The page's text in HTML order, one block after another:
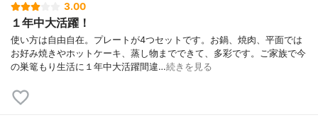
3.00
１年中大活躍！
使い方は自由自在。プレートが4つセットです。お鍋、焼肉、平面では
お好み焼きやホットケーキ、蒸し物までできて、多彩です。ご家族で今
の巣篭もり生活に１年中大活躍間違…続きを見る